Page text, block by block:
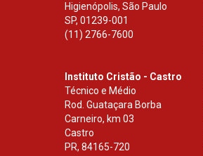
Higienópolis, São Paulo
SP, 01239-001
(11) 2766-7600
Instituto Cristão - Castro
Técnico e Médio
Rod. Guataçara Borba
Carneiro, km 03
Castro
PR, 84165-720